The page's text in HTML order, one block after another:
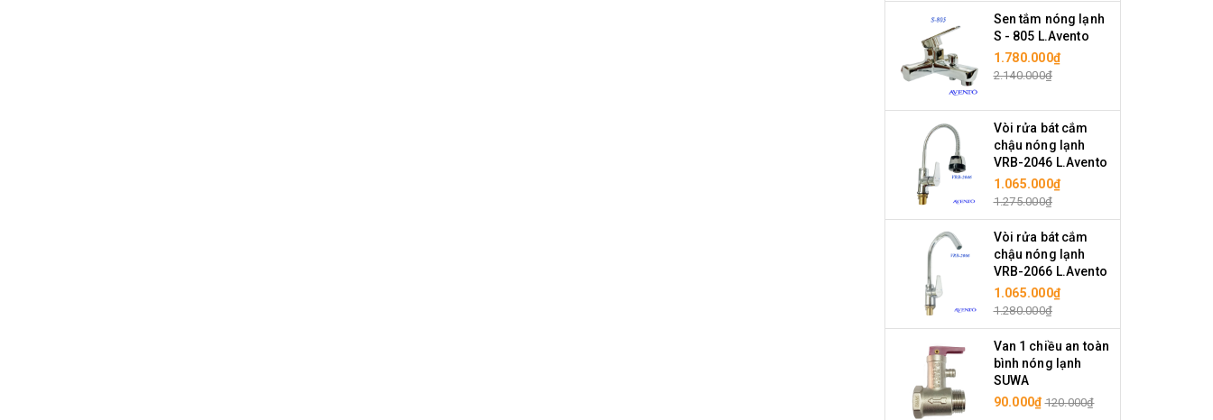
Sen tắm nóng lạnh
S - 805 L.Avento
1.780.000₫
2.140.000₫
Vòi rửa bát cắm
chậu nóng lạnh
VRB-2046 L.Avento
1.065.000₫
1.275.000₫
Vòi rửa bát cắm
chậu nóng lạnh
VRB-2066 L.Avento
1.065.000₫
1.280.000₫
Van 1 chiều an toàn
bình nóng lạnh
SUWA
90.000₫ 120.000₫